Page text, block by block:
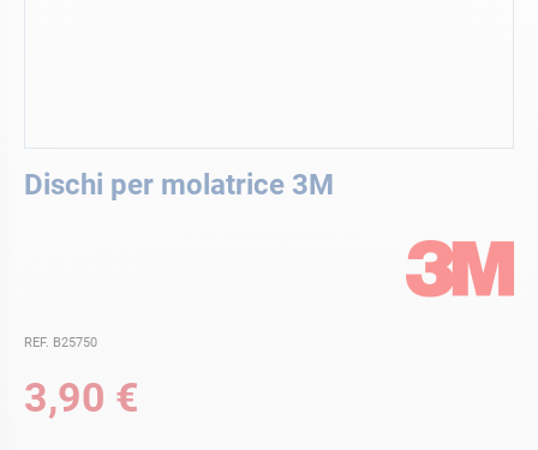
Dischi per molatrice 3M
REF. B25750
3,90 €
all'inizio